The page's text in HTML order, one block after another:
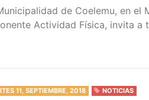
de Coelemu, en el
Actividad Física, invita a
11, SEPTIEMBRE, 2018 NOTICIAS